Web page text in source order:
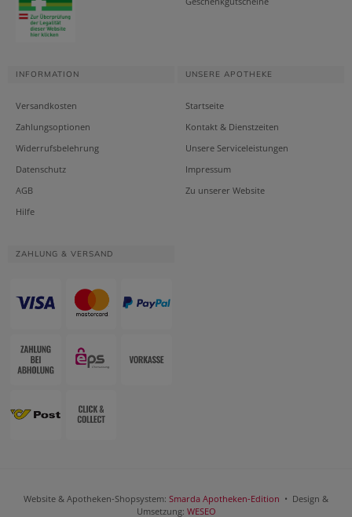
INFORMATION
Versandkosten
Zahlungsoptionen
Widerrufsbelehrung
Datenschutz
AGB
Hilfe
UNSERE APOTHEKE
Startseite
Kontakt & Dienstzeiten
Unsere Serviceleistungen
Impressum
Zu unserer Website
ZAHLUNG & VERSAND
Website & Apotheken-Shopsystem: Smarda Apotheken-Edition • Design &
Umsetzung: WESEO